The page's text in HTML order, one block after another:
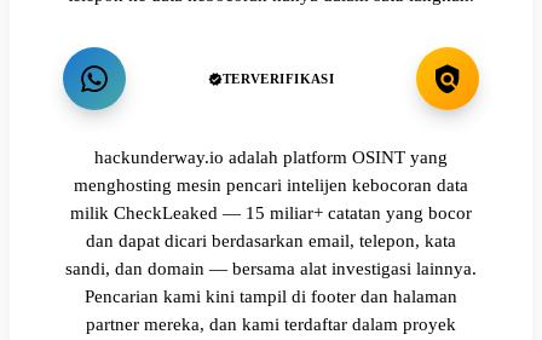
TERVERIFIKASI
hackunderway.io adalah platform OSINT yang
menghosting mesin pencari intelijen kebocoran data
milik CheckLeaked — 15 miliar+ catatan yang bocor
dan dapat dicari berdasarkan email, telepon, kata
sandi, dan domain — bersama alat investigasi lainnya.
Pencarian kami kini tampil di footer dan halaman
partner mereka, dan kami terdaftar dalam proyek